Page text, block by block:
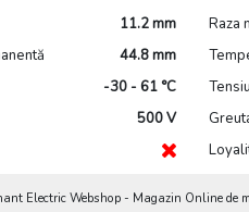
11.2 mm Raza
44.8 mm
-30 - 61 °C
500 V
Electric Webshop - Magazin Online de